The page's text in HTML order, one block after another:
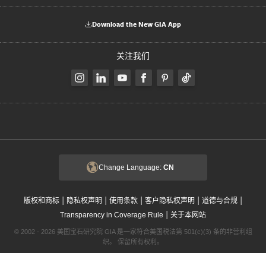
Download the New GIA App
关注我们
Change Language: CN
版权和商标 | 隐私权声明 | 使用条款 | 客户隐私权声明 | 道德与合规 |
Transparency in Coverage Rule | 关于本网站
© 2002 - 2026 美国宝石研究院 GIA 是一家符合美国税法第 501(c)(3) 条的非营利组
织。 保留所有权利。